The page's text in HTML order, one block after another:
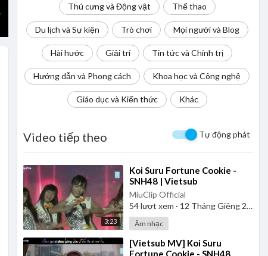
Thú cưng và Động vật Thể thao
Du lịch và Sự kiện Trò chơi Mọi người và Blog
Hài hước Giải trí Tin tức và Chính trị
Hướng dẫn và Phong cách Khoa học và Công nghệ
Giáo dục và Kiến thức Khác
Video tiếp theo Tự động phát
3:23
⁣Koi Suru Fortune Cookie -
SNH48 | Vietsub
MiuClip Official
54lượt xem · 12 Tháng Giêng 2025
Âm nhạc
⁣[Vietsub MV] Koi Suru
Fortune Cookie - SNH48